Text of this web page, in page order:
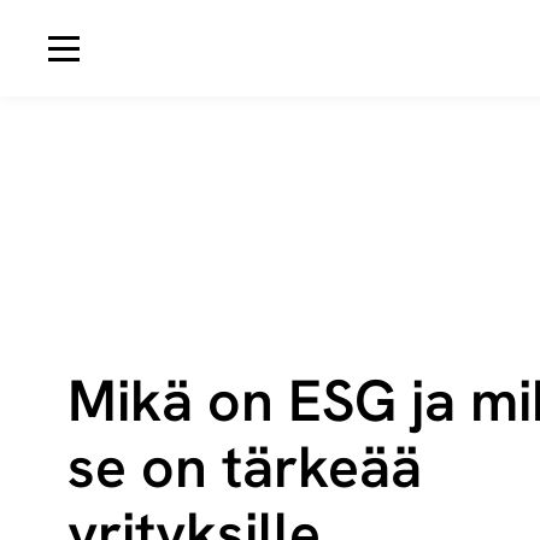
Mikä on ESG ja
se on tärkeää